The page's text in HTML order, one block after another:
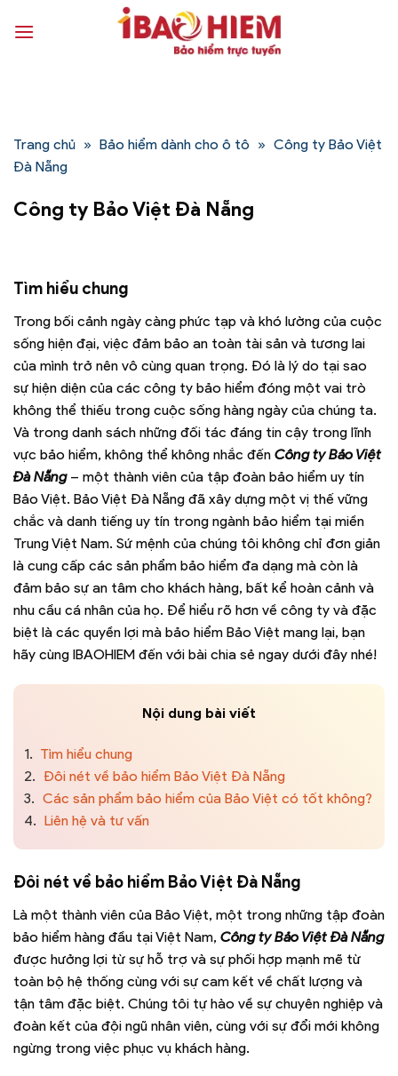
qua
Trang chủ » Bảo hiểm dành cho ô tô » Công ty Bảo Việt
Đà Nẵng
Công ty Bảo Việt Đà Nẵng
Tìm hiểu chung
Trong bối cảnh ngày càng phức tạp và khó lường của cuộc
sống hiện đại, việc đảm bảo an toàn tài sản và tương lai
của mình trở nên vô cùng quan trọng. Đó là lý do tại sao
sự hiện diện của các công ty bảo hiểm đóng một vai trò
không thể thiếu trong cuộc sống hàng ngày của chúng ta.
Và trong danh sách những đối tác đáng tin cậy trong lĩnh
vực bảo hiểm, không thể không nhắc đến Công ty Bảo Việt
Đà Nẵng– một thành viên của tập đoàn bảo hiểm uy tín
Bảo Việt. Bảo Việt Đà Nẵng đã xây dựng một vị thế vững
chắc và danh tiếng uy tín trong ngành bảo hiểm tại miền
Trung Việt Nam. Sứ mệnh của chúng tôi không chỉ đơn giản
là cung cấp các sản phẩm bảo hiểm đa dạng mà còn là
đảm bảo sự an tâm cho khách hàng, bất kể hoàn cảnh và
nhu cầu cá nhân của họ. Để hiểu rõ hơn về công ty và đặc
biệt là các quyền lợi mà bảo hiểm Bảo Việt mang lại, bạn
hãy cùng IBAOHIEM đến với bài chia sẻ ngay dưới đây nhé!
Nội dung bài viết
1. Tìm hiểu chung
2. Đôi nét về bảo hiểm Bảo Việt Đà Nẵng
3. Các sản phẩm bảo hiểm của Bảo Việt có tốt không?
4. Liên hệ và tư vấn
Đôi nét về bảo hiểm Bảo Việt Đà Nẵng
Là một thành viên của Bảo Việt, một trong những tập đoàn
bảo hiểm hàng đầu tại Việt Nam, Công ty Bảo Việt Đà Nẵng
được hưởng lợi từ sự hỗ trợ và sự phối hợp mạnh mẽ từ
toàn bộ hệ thống cùng với sự cam kết về chất lượng và
tận tâm đặc biệt. Chúng tôi tự hào về sự chuyên nghiệp và
đoàn kết của đội ngũ nhân viên, cùng với sự đổi mới không
ngừng trong việc phục vụ khách hàng.